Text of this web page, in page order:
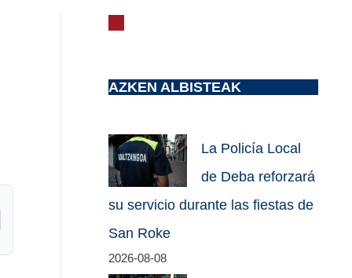
AZKEN ALBISTEAK
La Policía Local
de Deba reforzará
su servicio durante las fiestas de
San Roke
2026-08-08